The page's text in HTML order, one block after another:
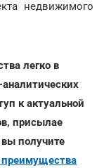
недвижимого
легко в
к актуальной
присылае
получите
преимущества